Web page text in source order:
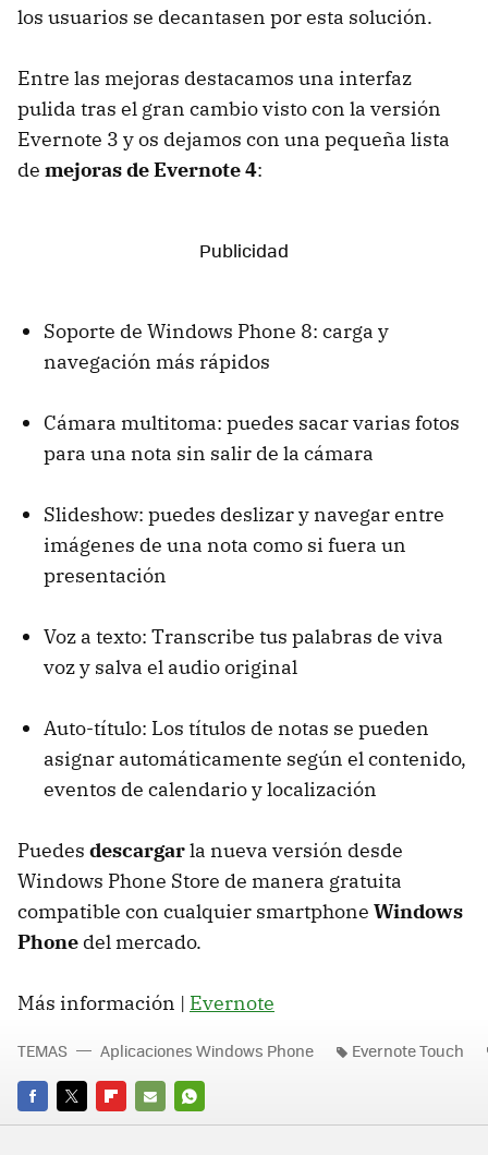
los usuarios se decantasen por esta solución.
Entre las mejoras destacamos una interfaz
pulida tras el gran cambio visto con la versión
Evernote 3 y os dejamos con una pequeña lista
de mejoras de Evernote 4:
Soporte de Windows Phone 8: carga y
navegación más rápidos
Cámara multitoma: puedes sacar varias fotos
para una nota sin salir de la cámara
Slideshow: puedes deslizar y navegar entre
imágenes de una nota como si fuera un
presentación
Voz a texto: Transcribe tus palabras de viva
voz y salva el audio original
Auto-título: Los títulos de notas se pueden
asignar automáticamente según el contenido,
eventos de calendario y localización
Puedes descargarla nueva versión desde
Windows Phone Store de manera gratuita
compatible con cualquier smartphone Windows
Phone del mercado.
Más información | Evernote
FACEBOOK
TWITTERFLIPBOARD
E-
WHATSAPP
TEMAS Aplicaciones Windows Phone Evernote Touch